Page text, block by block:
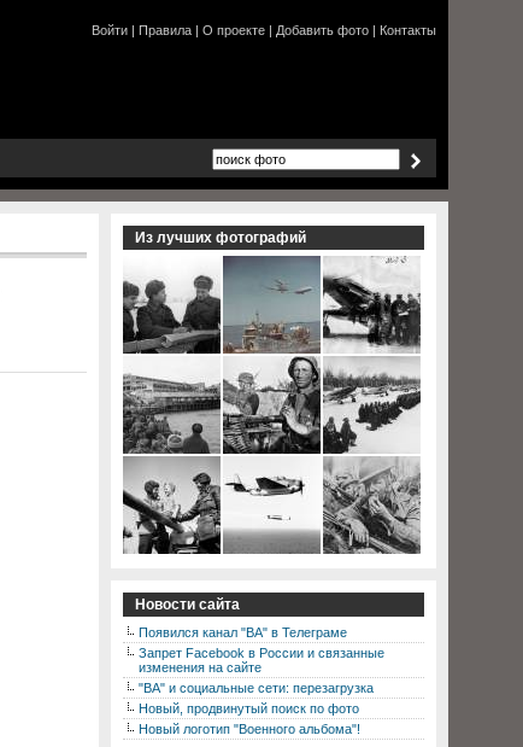
Войти | Правила | О проекте | Добавить фото | Контакты
Из лучших фотографий
Новости сайта
Появился канал "ВА" в Телеграме
Запрет Facebook в России и связанные
изменения на сайте
"ВА" и социальные сети: перезагрузка
Новый, продвинутый поиск по фото
Новый логотип "Военного альбома"!